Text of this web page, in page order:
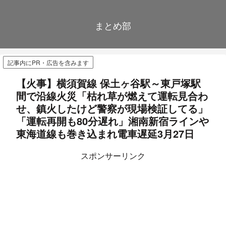
まとめ部
記事内にPR・広告を含みます
【火事】横須賀線 保土ヶ谷駅～東戸塚駅
間で沿線火災「枯れ草が燃えて運転見合わ
せ、鎮火したけど警察が現場検証してる」
「運転再開も80分遅れ」湘南新宿ラインや
東海道線も巻き込まれ電車遅延3月27日
スポンサーリンク